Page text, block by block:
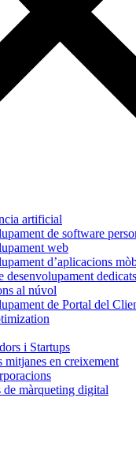
artificial
de software
web
d’aplicacions
desenvolupament dedicats
al núvol
de Portal del
i Startups
mitjanes en creixement
de màrqueting digital